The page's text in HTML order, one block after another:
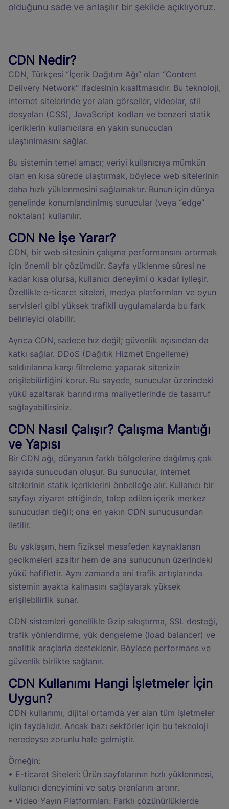
olduğunu sade ve anlaşılır bir şekilde açıklıyoruz.
CDN Nedir?
CDN, Türkçesi “İçerik Dağıtım Ağı” olan “Content
Delivery Network” ifadesinin kısaltmasıdır. Bu teknoloji,
internet sitelerinde yer alan görseller, videolar, stil
dosyaları (CSS), JavaScript kodları ve benzeri statik
içeriklerin kullanıcılara en yakın sunucudan
ulaştırılmasını sağlar.
Bu sistemin temel amacı; veriyi kullanıcıya mümkün
olan en kısa sürede ulaştırmak, böylece web sitelerinin
daha hızlı yüklenmesini sağlamaktır. Bunun için dünya
genelinde konumlandırılmış sunucular (veya “edge”
noktaları) kullanılır.
CDN Ne İşe Yarar?
CDN, bir web sitesinin çalışma performansını artırmak
için önemli bir çözümdür. Sayfa yüklenme süresi ne
kadar kısa olursa, kullanıcı deneyimi o kadar iyileşir.
Özellikle e-ticaret siteleri, medya platformları ve oyun
servisleri gibi yüksek trafikli uygulamalarda bu fark
belirleyici olabilir.
Ayrıca CDN, sadece hız değil; güvenlik açısından da
katkı sağlar. DDoS (Dağıtık Hizmet Engelleme)
saldırılarına karşı filtreleme yaparak sitenizin
erişilebilirliğini korur. Bu sayede, sunucular üzerindeki
yükü azaltarak barındırma maliyetlerinde de tasarruf
sağlayabilirsiniz.
CDN Nasıl Çalışır? Çalışma Mantığı
ve Yapısı
Bir CDN ağı, dünyanın farklı bölgelerine dağılmış çok
sayıda sunucudan oluşur. Bu sunucular, internet
sitelerinin statik içeriklerini önbelleğe alır. Kullanıcı bir
sayfayı ziyaret ettiğinde, talep edilen içerik merkez
sunucudan değil; ona en yakın CDN sunucusundan
iletilir.
Bu yaklaşım, hem fiziksel mesafeden kaynaklanan
gecikmeleri azaltır hem de ana sunucunun üzerindeki
yükü hafifletir. Aynı zamanda ani trafik artışlarında
sistemin ayakta kalmasını sağlayarak yüksek
erişilebilirlik sunar.
CDN sistemleri genellikle Gzip sıkıştırma, SSL desteği,
trafik yönlendirme, yük dengeleme (load balancer) ve
analitik araçlarla desteklenir. Böylece performans ve
güvenlik birlikte sağlanır.
CDN Kullanımı Hangi İşletmeler İçin
Uygun?
CDN kullanımı, dijital ortamda yer alan tüm işletmeler
için faydalıdır. Ancak bazı sektörler için bu teknoloji
neredeyse zorunlu hale gelmiştir.
Örneğin:
• E-ticaret Siteleri: Ürün sayfalarının hızlı yüklenmesi,
kullanıcı deneyimini ve satış oranlarını artırır.
• Video Yayın Platformları: Farklı çözünürlüklerde